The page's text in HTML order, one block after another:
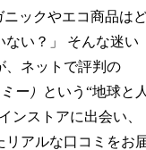
ックやエコ商品は
ない？」 そんな迷い
、ネットで評判の
ー）
という“地球と人
ンストアに出会い、
リアルな口コミをお